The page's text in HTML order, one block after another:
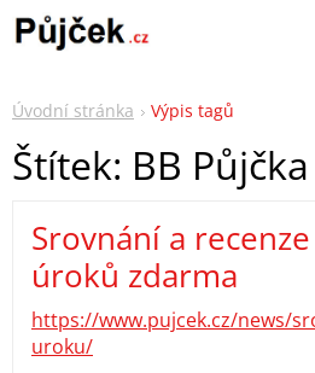
Úvodní stránka Výpis tagů
Štítek: BB Půjčka
Srovnání a
úroků zdarma
https://www.pujcek.cz/news/
uroku/